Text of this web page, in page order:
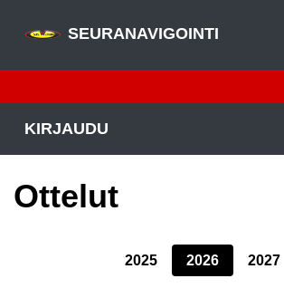
SEURANAVIGOINTI
KIRJAUDU
Ottelut
2025 2026 2027